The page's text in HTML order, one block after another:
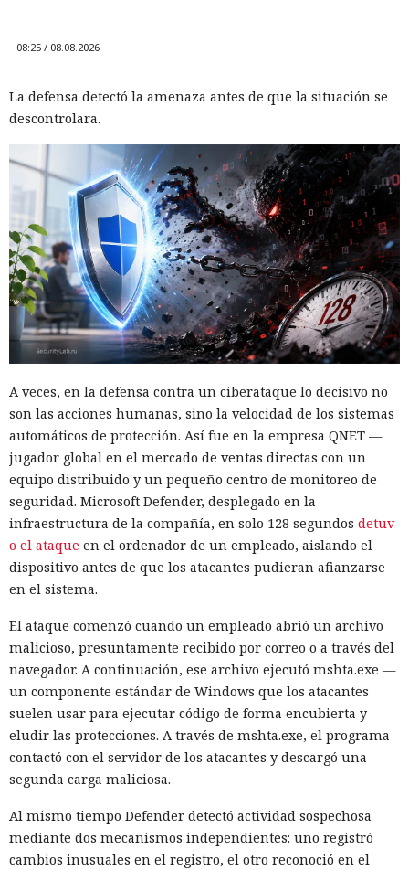
08:25 / 08.08.2026
La defensa detectó la amenaza antes de que la situación se
descontrolara.
A veces, en la defensa contra un ciberataque lo decisivo no
son las acciones humanas, sino la velocidad de los sistemas
automáticos de protección. Así fue en la empresa QNET —
jugador global en el mercado de ventas directas con un
equipo distribuido y un pequeño centro de monitoreo de
seguridad. Microsoft Defender, desplegado en la
infraestructura de la compañía, en solo 128 segundos detuv
o el ataque en el ordenador de un empleado, aislando el
dispositivo antes de que los atacantes pudieran afianzarse
en el sistema.
El ataque comenzó cuando un empleado abrió un archivo
malicioso, presuntamente recibido por correo o a través del
navegador. A continuación, ese archivo ejecutó mshta.exe —
un componente estándar de Windows que los atacantes
suelen usar para ejecutar código de forma encubierta y
eludir las protecciones. A través de mshta.exe, el programa
contactó con el servidor de los atacantes y descargó una
segunda carga maliciosa.
Al mismo tiempo Defender detectó actividad sospechosa
mediante dos mecanismos independientes: uno registró
cambios inusuales en el registro, el otro reconoció en el